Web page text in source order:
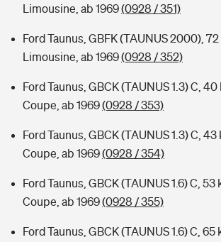
Limousine, ab 1969(0928 / 351)
Ford Taunus, GBFK (TAUNUS 2000), 72
Limousine, ab 1969(0928 / 352)
Ford Taunus, GBCK (TAUNUS 1.3) C, 40
Coupe, ab 1969(0928 / 353)
Ford Taunus, GBCK (TAUNUS 1.3) C, 43
Coupe, ab 1969(0928 / 354)
Ford Taunus, GBCK (TAUNUS 1.6) C, 53
Coupe, ab 1969(0928 / 355)
Ford Taunus, GBCK (TAUNUS 1.6) C, 65